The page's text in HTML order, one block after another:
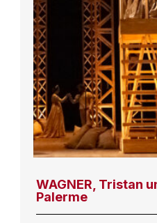
WAGNER, Tristan
Palerme